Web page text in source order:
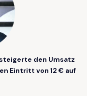
den Umsatz
Eintritt von 12 € auf